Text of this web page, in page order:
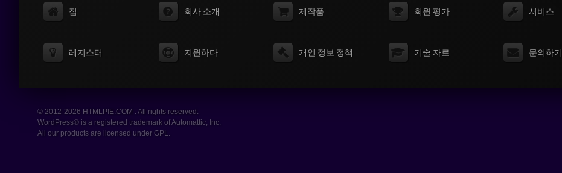
집 회사 소개 제작품 회원 평가 서비스
레지스터 지원하다 개인 정보 정책 기술 자료 문의하기
© 2012-2026 HTMLPIE.COM . All rights reserved.
WordPress® is a registered trademark of Automattic, Inc.
All our products are licensed under GPL.